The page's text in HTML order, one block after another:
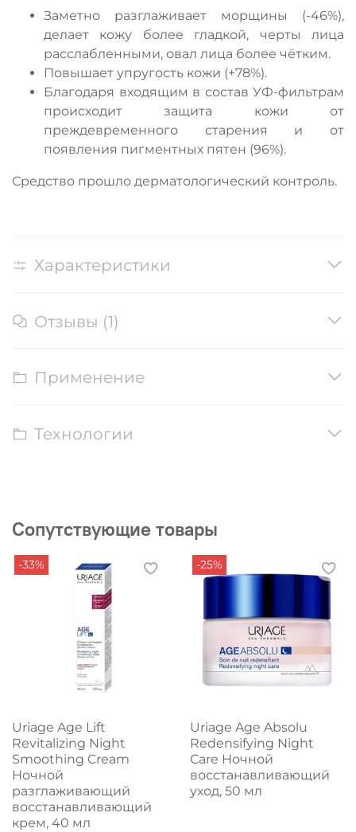
Заметно разглаживает морщины (-46%),
делает кожу более гладкой, черты лица
расслабленными, овал лица более чётким.
Повышает упругость кожи (+78%).
Благодаря входящим в состав УФ-фильтрам
происходит защита кожи от
преждевременного старения и от
появления пигментных пятен (96%).
Средство прошло дерматологический контроль.
Характеристики
Отзывы (1)
Применение
Технологии
Сопутствующие товары
-33%
Uriage Age Lift
Revitalizing Night
Smoothing Cream
Ночной
разглаживающий
восстанавливающий
крем, 40 мл
-25%
Uriage Age Absolu
Redensifying Night
Care Ночной
восстанавливающий
уход, 50 мл